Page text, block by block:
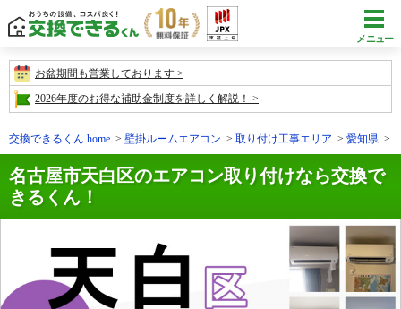
メニュー
お盆期間も営業しております
2026年度のお得な補助金制度を詳しく解説！
交換できるくん home 壁掛ルームエアコン 取り付け工事エリア 愛知県
名古屋市天白区のエアコン取り付けなら交換で
きるくん！